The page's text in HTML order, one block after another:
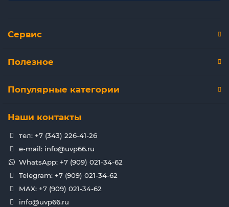
Сервис
Полезное
Популярные категории
Наши контакты
тел: +7 (343) 226-41-26
e-mail: info@uvp66.ru
WhatsApp: +7 (909) 021-34-62
Telegram: +7 (909) 021-34-62
MAX: +7 (909) 021-34-62
info@uvp66.ru